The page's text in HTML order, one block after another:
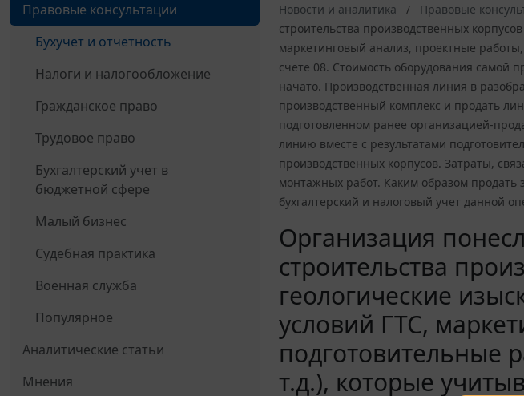
Правовые консультации
Бухучет и отчетность
Налоги и налогообложение
Гражданское право
Трудовое право
Бухгалтерский учет в
бюджетной сфере
Малый бизнес
Судебная практика
Военная служба
Популярное
Аналитические статьи
Мнения
Новости и аналитика Правовые
строительства производственных
маркетинговый анализ, проектные
счете 08. Стоимость оборудования самой
начато. Производственная линия в
производственный комплекс и продать
подготовленном ранее организацией-
линию вместе с результатами
производственных корпусов. Затраты,
монтажных работ. Каким образом продать
бухгалтерский и налоговый учет данной
Организация
строительства
геологические
условий ГТС,
подготовительные
т.д.), которые